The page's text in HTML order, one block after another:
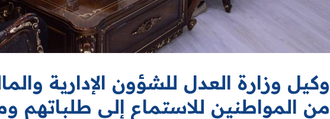
وكيل وزارة العدل للشؤون الإدارية
من المواطنين للاستماع إلى طلباتهم